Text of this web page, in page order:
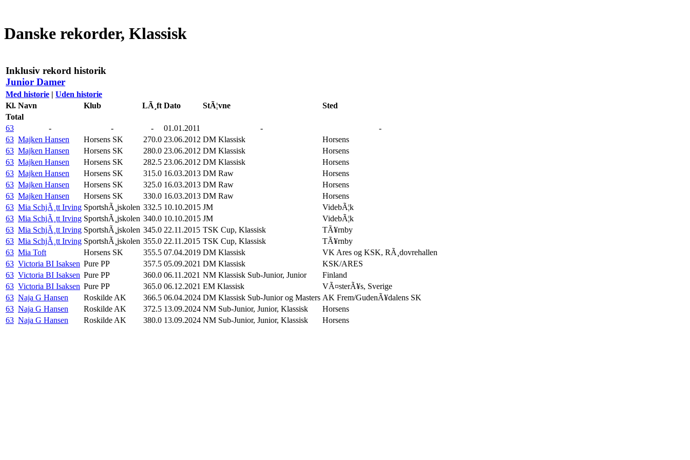
Danske rekorder, Klassisk
Inklusiv rekord historik
Junior Damer
Med historie | Uden historie
Kl. Navn Klub LÃ¸ft Dato StÃ¦vne
Sted
Total
63
- - - 01.01.2011 -
-
63 Majken Hansen Horsens SK 270.0 23.06.2012 DM Klassisk
Horsens
63 Majken Hansen Horsens SK 280.0 23.06.2012 DM Klassisk
Horsens
63 Majken Hansen Horsens SK 282.5 23.06.2012 DM Klassisk
Horsens
63 Majken Hansen Horsens SK 315.0 16.03.2013 DM Raw
Horsens
63 Majken Hansen Horsens SK 325.0 16.03.2013 DM Raw
Horsens
63 Majken Hansen Horsens SK 330.0 16.03.2013 DM Raw
Horsens
63 Mia SchjÃ¸tt Irving SportshÃ¸jskolen 332.5 10.10.2015 JM
VidebÃ¦k
63 Mia SchjÃ¸tt Irving SportshÃ¸jskolen 340.0 10.10.2015 JM
VidebÃ¦k
63 Mia SchjÃ¸tt Irving SportshÃ¸jskolen 345.0 22.11.2015 TSK Cup, Klassisk
TÃ¥rnby
63 Mia SchjÃ¸tt Irving SportshÃ¸jskolen 355.0 22.11.2015 TSK Cup, Klassisk
TÃ¥rnby
63 Mia Toft Horsens SK 355.5 07.04.2019 DM Klassisk
VK Ares og KSK, RÃ¸dovrehallen
63 Victoria BI Isaksen Pure PP 357.5 05.09.2021 DM Klassisk
KSK/ARES
63 Victoria BI Isaksen Pure PP 360.0 06.11.2021 NM Klassisk Sub-Junior, Junior
Finland
63 Victoria BI Isaksen Pure PP 365.0 06.12.2021 EM Klassisk
VÃ¤sterÃ¥s, Sverige
63 Naja G Hansen Roskilde AK 366.5 06.04.2024 DM Klassisk Sub-Junior og Masters AK Frem/GudenÃ¥dalens SK
63 Naja G Hansen Roskilde AK 372.5 13.09.2024 NM Sub-Junior, Junior, Klassisk
Horsens
63 Naja G Hansen Roskilde AK 380.0 13.09.2024 NM Sub-Junior, Junior, Klassisk Horsens